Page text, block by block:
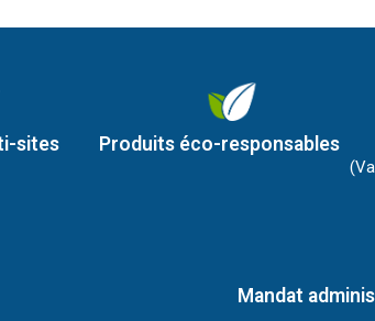
sites Produits éco-responsables
Mandat